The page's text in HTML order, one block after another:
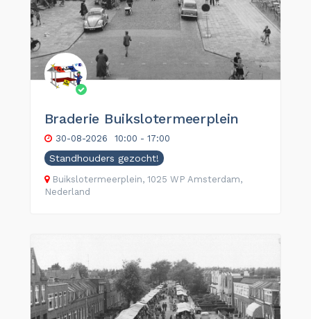
Braderie Buikslotermeerplein
30-08-2026 10:00 - 17:00
Standhouders gezocht!
Buikslotermeerplein, 1025 WP Amsterdam,
Nederland